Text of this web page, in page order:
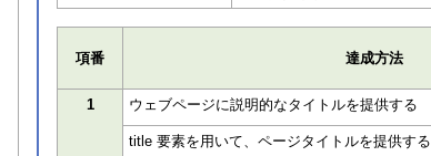
項番 達成方法
1 ウェブページに説明的なタイトルを提供する
title 要素を用いて、ページタイトルを提供する